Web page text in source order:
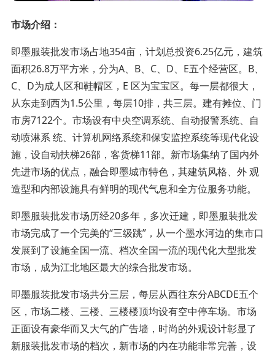
市场介绍：
即墨服装批发市场占地354亩，计划总投资6.25亿元，建筑
面积26.8万平方米，分为A、B、C、D、E五个经营区。B、
C、D为成人区和鞋帽区，E 区为宝宝区。每一层都很大，
从东走到西为1.5公里，每层10排，共三层。建有摊位、门
市房7122个。市场设有中央空调系统、自动报警系统、自
动喷淋系 统、计算机网络系统和保安监控系统等现代化设
施，设自动扶梯26部，客货梯11部。新市场集纳了国内外
先进市场的优点，融合即墨城市特色，其建筑风格、外 观
造型和内部设施具有鲜明的现代气息和全方位服务功能。
即墨服装批发市场历经20多年，多次迁建，即墨服装批发
市场完成了一个完美的“三级跳”，从一个墨水河边的集市口
发展到了设施全国一流、档次全国一流的现代化大型批发
市场，成为江北地区最大的综合批发市场。
即墨服装批发市场共分三层，每层从西往东分ABCDE五个
区，市场二楼、三楼、三楼楼顶均设有空中停车场。市场
正面设有豪华而又大气的广告墙，时尚的外观设计彰显了
新服装批发市场的档次，新市场的内在功能非常完善，设